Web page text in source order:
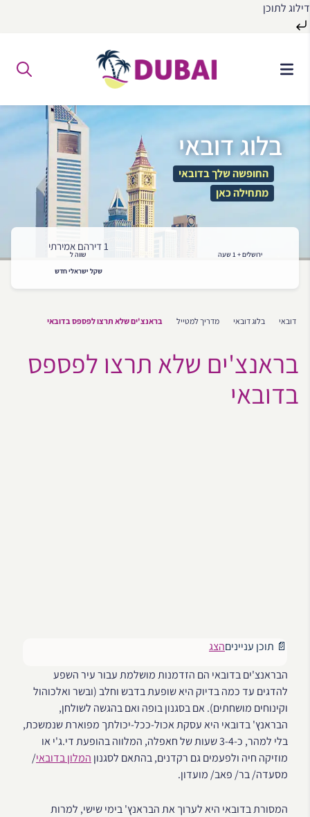
דילוג לתוכן
התוכן
בלוג דובאי
החופשה שלך בדובאי
מתחילה כאן
ירושלים + 1 שעה
1 דירהם אמירתי
שווה ל
שקל ישראלי חדש
דובאי בלוג דובאי מדריך למטייל בראנצ'ים שלא תרצו לפספס בדובאי
בראנצ'ים שלא תרצו לפספס
בדובאי
📄 תוכן ענייניםהצג
הבראנצ'ים בדובאי הם הזדמנות מושלמת עבור עיר השפע
להדגים עד כמה בדיוק היא שופעת בדבש וחלב (ובשר ואלכוהול
וקינוחים מושחתים). אם בסגנון בופה ואם בהגשה לשולחן,
הבראנץ' בדובאי היא עסקת אכול-ככל-יכולתך מפוארת שנמשכת,
בלי למהר, כ-3-4 שעות של חאפלה, המלווה בהופעת די.ג'י או
מוזיקה חיה ולפעמים גם רקדנים, בהתאם לסגנון המלון בדובאי/
מסעדה/ בר/ פאב/ מועדון.
המסורת בדובאי היא לערוך את הבראנץ' בימי שישי, למרות